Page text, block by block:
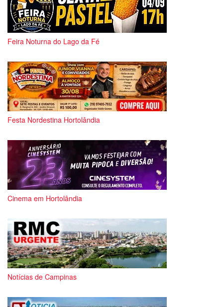
Feira Noturna do Lago da Fé
Festa Nordestina Hortolândia
Cinema em Hortolândia
Notícias de Campinas